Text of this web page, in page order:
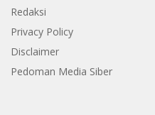
Redaksi
Privacy Policy
Disclaimer
Pedoman Media Siber